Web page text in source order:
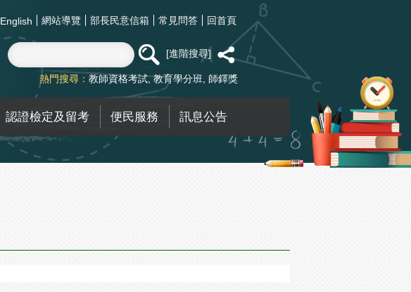
English 網站導覽 部長民意信箱 常見問答 回首頁
進階搜尋
熱門搜尋： 教師資格考試 教育學分班 師鐸獎
認證檢定及留考 便民服務 訊息公告